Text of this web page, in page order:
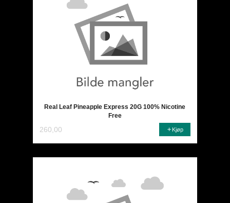
Real Leaf Pineapple Express 20G 100% Nicotine
Free
260,00 Kjøp